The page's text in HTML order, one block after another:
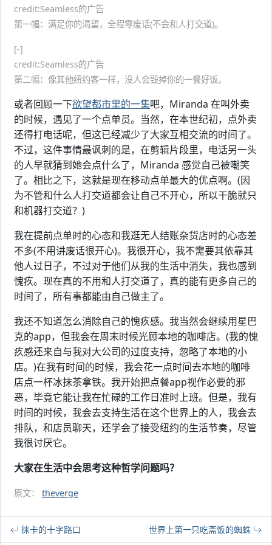
credit:Seamless的广告
第一幅：满足你的渴望，全程零废话(不会和人打交道)。
[-]
credit:Seamless的广告
第二幅：像其他纽约客一样，没人会毁掉你的一餐好饭。
或者回顾一下欲望都市里的一集吧，Miranda 在叫外卖
的时候，遇见了一个点单员。当然，在本世纪初，点外卖
还得打电话呢，但这已经减少了大家互相交流的时间了。
不过，这件事情最讽刺的是，在剪辑片段里，电话另一头
的人早就猜到她会点什么了，Miranda 感觉自己被嘲笑
了。相比之下，这就是现在移动点单最大的优点啊。(因
为不管和什么人打交道都会让自己不开心，所以干脆就只
和机器打交道？)
我在提前点单时的心态和我逛无人结账杂货店时的心态差
不多(不用讲废话很开心)。我很开心，我不需要其依靠其
他人过日子，不过对于他们从我的生活中消失，我也感到
愧疚。现在真的不用和人打交道了，真的能有更多自己的
时间了，所有事都能由自己做主了。
我还不知道怎么消除自己的愧疚感。我当然会继续用星巴
克的app，但我会在周末时候光顾本地的咖啡店。(我的愧
疚感还来自与我对大公司的过度支持，忽略了本地的小
店。)在我有时间的时候，我会花一点时间去本地的咖啡
店点一杯冰抹茶拿铁。我开始把点餐app视作必要的邪
恶，毕竟它能让我在忙碌的工作日准时上班。但是，我有
时间的时候，我会去支持生活在这个世界上的人，我会去
排队，和店员聊天，还学会了接受纽约的生活节奏，尽管
我很讨厌它。
大家在生活中会思考这种哲学问题吗？
原文： theverge
徕卡的十字路口 世界上第一只吃斋饭的蜘蛛